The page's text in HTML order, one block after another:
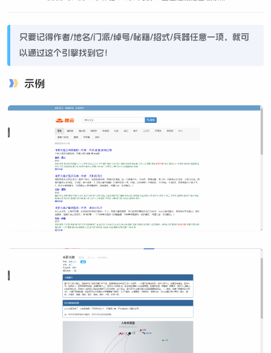
只要记得作者/地名/门派/绰号/秘籍/招式/兵器任意一项，就可
以通过这个引擎找到它！
示例